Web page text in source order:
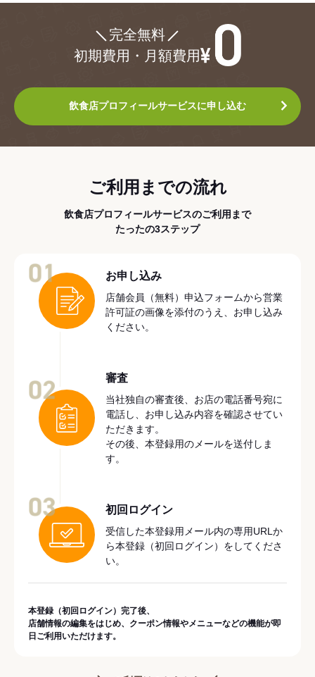
完全無料
初期費用・月額費用
飲食店プロフィールサービスに申し込む
ご利用までの流れ
飲食店プロフィールサービスのご利用まで
たったの3ステップ
お申し込み
店舗会員（無料）申込フォームから営業
許可証の画像を添付のうえ、お申し込み
ください。
審査
当社独自の審査後、お店の電話番号宛に
電話し、お申し込み内容を確認させてい
ただきます。
その後、本登録用のメールを送付しま
す。
初回ログイン
受信した本登録用メール内の専用URLか
ら本登録（初回ログイン）をしてくださ
い。
本登録（初回ログイン）完了後、
店舗情報の編集をはじめ、クーポン情報やメニューなどの機能が即
日ご利用いただけます。